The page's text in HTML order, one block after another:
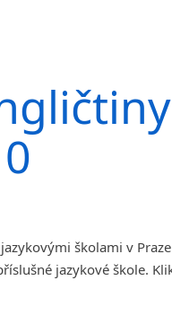
školami v
jazykové škole.